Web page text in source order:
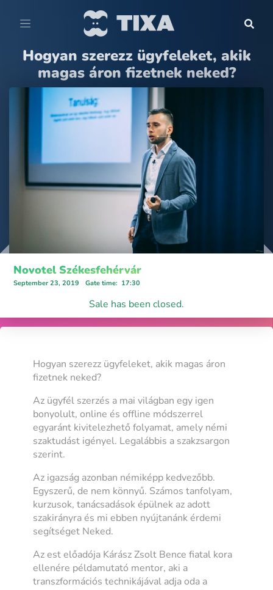
Hogyan szerezz ügyfeleket, akik
magas áron fizetnek neked?
Novotel Székesfehérvár
September 23, 2019 Gate time: 17:30
Sale has been closed.
Hogyan szerezz ügyfeleket, akik magas áron
fizetnek neked?
Az ügyfél szerzés a mai világban egy igen
bonyolult, online és offline módszerrel
egyaránt kivitelezhető folyamat, amely némi
szaktudást igényel. Legalábbis a szakzsargon
szerint.
Az igazság azonban némiképp kedvezőbb.
Egyszerű, de nem könnyű. Számos tanfolyam,
kurzusok, tanácsadások épülnek az adott
szakirányra és mi ebben nyújtanánk érdemi
segítséget Neked.
Az est előadója Kárász Zsolt Bence fiatal kora
ellenére példamutató mentor, aki a
transzformációs technikájával adja oda a